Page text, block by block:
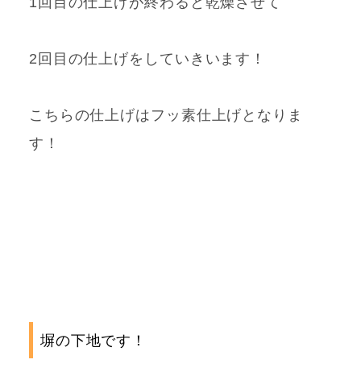
2回目の仕上げをしていきいます！
こちらの仕上げはフッ素仕上げとなりま
す！
塀の下地です！